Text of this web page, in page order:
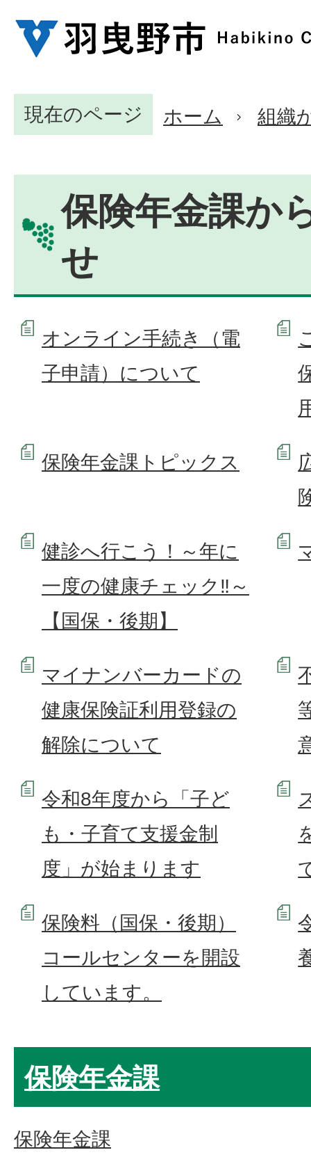
現在のページ ホーム 組織
保険年金課か
せ
オンライン手続き（電
子申請）について
保険年金課トピックス
健診へ行こう！～年に
一度の健康チェック‼～
【国保・後期】
マイナンバーカードの
健康保険証利用登録の
解除について
令和8年度から「子ど
も・子育て支援金制
度」が始まります
保険料（国保・後期）
コールセンターを開設
しています。
保険年金課
保険年金課